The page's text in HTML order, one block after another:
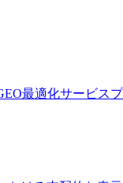
最適化サービス